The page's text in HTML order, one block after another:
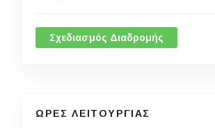
Σχεδιασμός Διαδρομής
ΩΡΕΣ ΛΕΙΤΟΥΡΓΙΑΣ